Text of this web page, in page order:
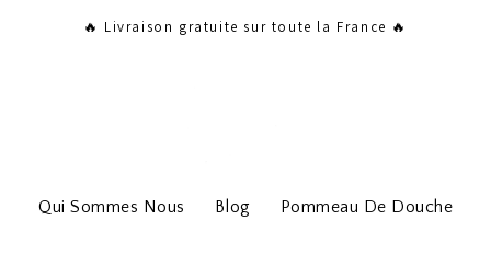
🔥 Livraison gratuite sur toute la France 🔥
Qui Sommes Nous Blog Pommeau De Douche